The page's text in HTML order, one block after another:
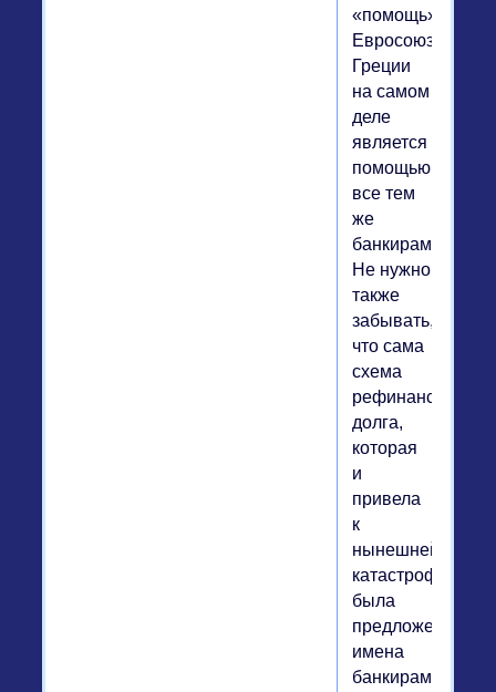
«помощь»
Евросоюза
Греции
на самом
деле
является
помощью
все тем
же
банкирам.
Не нужно
также
забывать,
что сама
схема
долга,
которая
и
привела
к
нынешней
катастрофе,
была
предложена
имена
банкирами.